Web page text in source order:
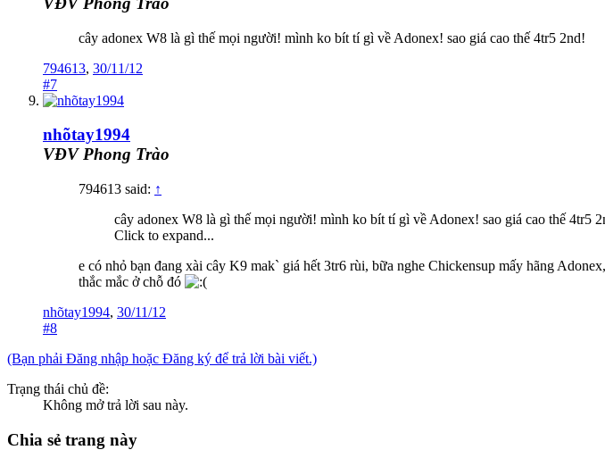
cây adonex W8 là gì thế mọi người! mình ko bít tí gì về Adonex! sao giá cao thế 4tr5 2nd!
794613, 30/11/12
#7
nhõtay1994
VĐV Phong Trào
794613 said: ↑
cây adonex W8 là gì thế mọi người! mình ko bít tí gì về Adonex! sao giá cao thế 4tr5
Click to expand...
e có nhỏ bạn đang xài cây K9 mak` giá hết 3tr6 rùi, bữa nghe Chickensup mấy hãng
thắc mắc ở chỗ đó
nhõtay1994, 30/11/12
#8
(Bạn phải Đăng nhập hoặc Đăng ký để trả lời bài viết.)
Trạng thái chủ đề:
Không mở trả lời sau này.
Chia sẻ trang này